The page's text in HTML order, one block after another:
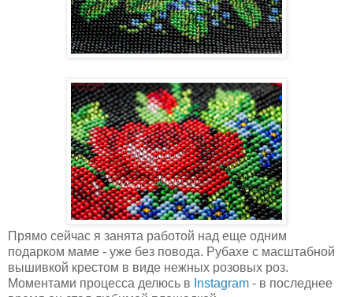
Прямо сейчас я занята работой над еще одним
подарком маме - уже без повода. Рубахе с масштабной
вышивкой крестом в виде нежных розовых роз.
Моментами процесса делюсь в Instagram - в последнее